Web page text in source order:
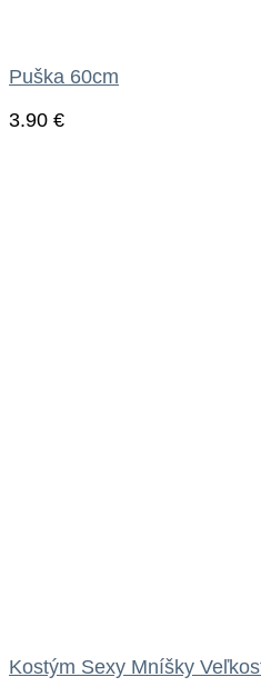
Puška 60cm
3.90 €
Kostým Sexy Mníšky